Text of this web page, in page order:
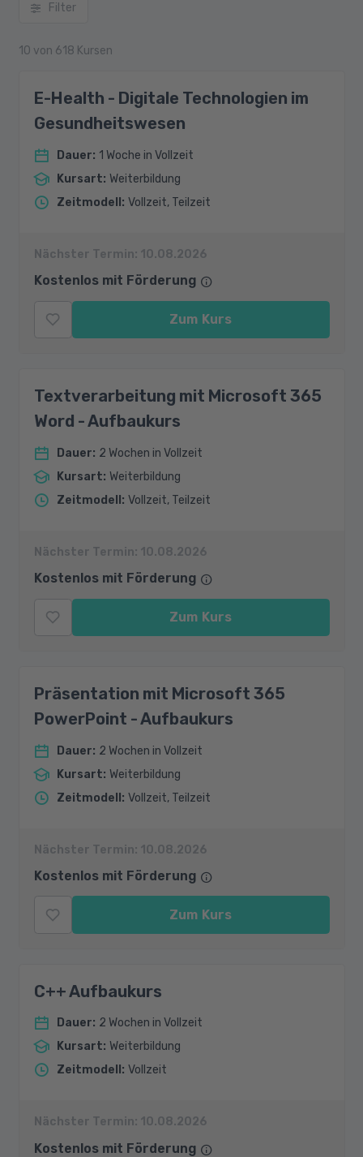
Filter
10 von 618 Kursen
E-Health - Digitale Technologien im
Gesundheitswesen
Dauer: 1 Woche in Vollzeit
Kursart: Weiterbildung
Zeitmodell : Vollzeit, Teilzeit
Nächster Termin: 10.08.2026
Kostenlos mit Förderung
Zum Kurs
Textverarbeitung mit Microsoft 365
Word - Aufbaukurs
Dauer: 2 Wochen in Vollzeit
Kursart: Weiterbildung
Zeitmodell : Vollzeit, Teilzeit
Nächster Termin: 10.08.2026
Kostenlos mit Förderung
Zum Kurs
Präsentation mit Microsoft 365
PowerPoint - Aufbaukurs
Dauer: 2 Wochen in Vollzeit
Kursart: Weiterbildung
Zeitmodell : Vollzeit, Teilzeit
Nächster Termin: 10.08.2026
Kostenlos mit Förderung
Zum Kurs
C++ Aufbaukurs
Dauer: 2 Wochen in Vollzeit
Kursart: Weiterbildung
Zeitmodell: Vollzeit
Nächster Termin: 10.08.2026
Kostenlos mit Förderung